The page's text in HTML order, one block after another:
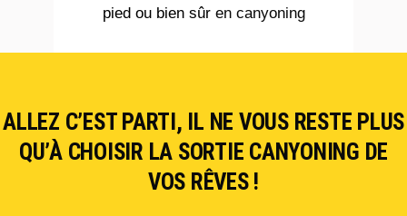
pied ou bien sûren canyoning
ALLEZ C’EST PARTI, IL NE VOUS RESTE PLUS
QU’À CHOISIR LA SORTIE CANYONING DE
VOS RÊVES !